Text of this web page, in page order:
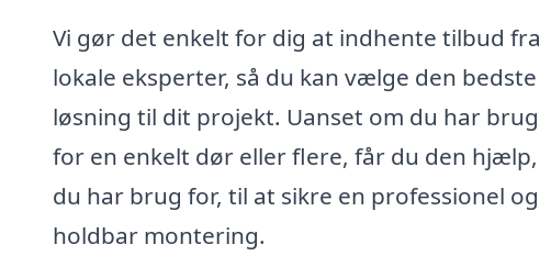
Vi gør det enkelt for dig at indhente tilbud fra
lokale eksperter, så du kan vælge den bedste
løsning til dit projekt. Uanset om du har brug
for en enkelt dør eller flere, får du den hjælp,
du har brug for, til at sikre en professionel og
holdbar montering.